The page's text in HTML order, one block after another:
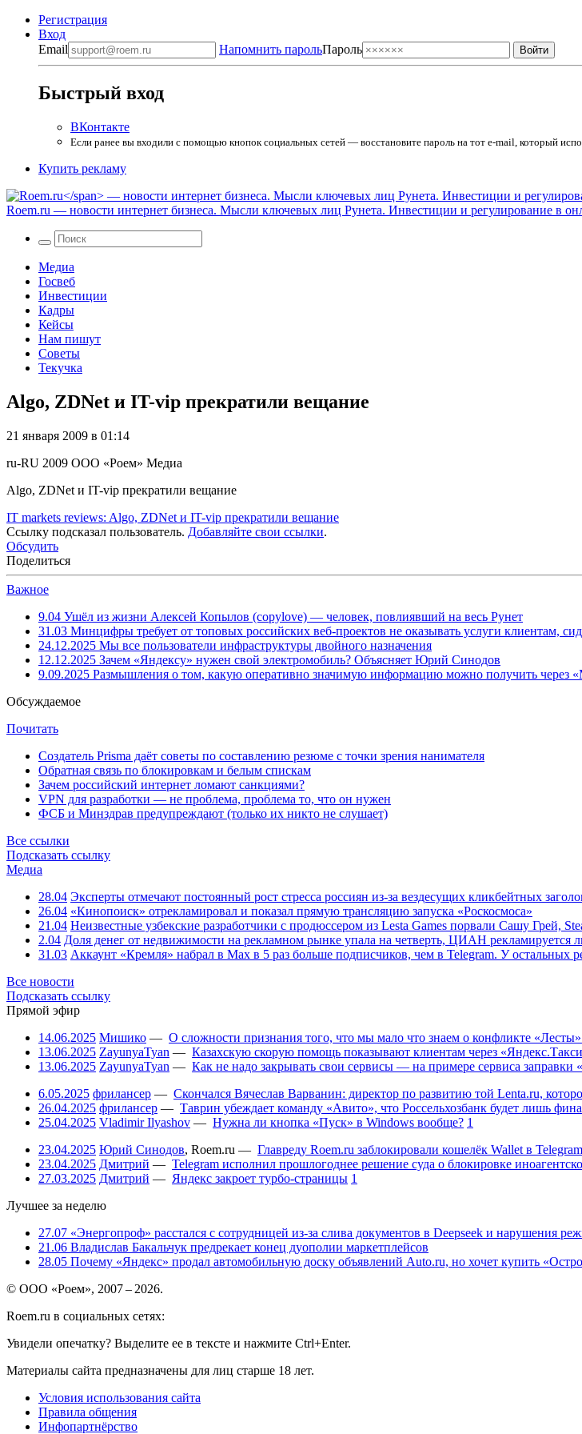
Регистрация
Вход
Email
Напомнить парольПароль
Быстрый вход
ВКонтакте
Если ранее вы входили с помощью кнопок социальных сетей — восстановите пароль на тот e-mail, который
Купить рекламу
Roem.ru — новости интернет бизнеса. Мысли ключевых лиц Рунета. Инвестиции и регулирование в
Медиа
Госвеб
Инвестиции
Кадры
Кейсы
Нам пишут
Советы
Текучка
Algo, ZDNet и IT-vip прекратили вещание
21 января 2009 в 01:14
ru-RU 2009 ООО «Роем» Медиа
Algo, ZDNet и IT-vip прекратили вещание
IT markets reviews: Algo, ZDNet и IT-vip прекратили вещание
Ссылку подсказал пользователь. Добавляйте свои ссылки.
Обсудить
Поделиться
Важное
9.04 Ушёл из жизни Алексей Копылов (copylove) — человек, повлиявший на весь Рунет
31.03 Минцифры требует от топовых российских веб-проектов не оказывать услуги клиентам,
24.12.2025 Мы все пользователи инфраструктуры двойного назначения
12.12.2025 Зачем «Яндексу» нужен свой электромобиль? Объясняет Юрий Синодов
9.09.2025 Размышления о том, какую оперативно значимую информацию можно получить через
Обсуждаемое
Почитать
Создатель Prisma даёт советы по составлению резюме с точки зрения нанимателя
Обратная связь по блокировкам и белым спискам
Зачем российский интернет ломают санкциями?
VPN для разработки — не проблема, проблема то, что он нужен
ФСБ и Минздрав предупреждают (только их никто не слушает)
Все ссылки
Подсказать ссылку
Медиа
28.04 Эксперты отмечают постоянный рост стресса россиян из-за вездесущих кликбейтных
26.04 «Кинопоиск» отрекламировал и показал прямую трансляцию запуска «Роскосмоса»
21.04 Неизвестные узбекские разработчики с продюссером из Lesta Games порвали Сашу Грей,
2.04 Доля денег от недвижимости на рекламном рынке упала на четверть, ЦИАН рекламируется
31.03 Аккаунт «Кремля» набрал в Max в 5 раз больше подписчиков, чем в Telegram. У остальных
Все новости
Подсказать ссылку
Прямой эфир
14.06.2025 Мишико — О сложности признания того, что мы мало что знаем о конфликте
13.06.2025 ZayunyaTyan — Казахскую скорую помощь показывают клиентам через
13.06.2025 ZayunyaTyan — Как не надо закрывать свои сервисы — на примере сервиса заправки
6.05.2025 фрилансер — Скончался Вячеслав Варванин: директор по развитию той Lenta.ru,
26.04.2025 фрилансер — Таврин убеждает команду «Авито», что Россельхозбанк будет лишь
25.04.2025 Vladimir Ilyashov — Нужна ли кнопка «Пуск» в Windows вообще? 1
23.04.2025 Юрий Синодов, Roem.ru — Главреду Roem.ru заблокировали кошелёк Wallet в
23.04.2025 Дмитрий — Telegram исполнил прошлогоднее решение суда о блокировке
27.03.2025 Дмитрий — Яндекс закроет турбо-страницы 1
Лучшее за неделю
27.07 «Энергопроф» расстался с сотрудницей из-за слива документов в Deepseek и нарушения
21.06 Владислав Бакальчук предрекает конец дуополии маркетплейсов
28.05 Почему «Яндекс» продал автомобильную доску объявлений Auto.ru, но хочет купить
© ООО «Роем», 2007 – 2026.
Roem.ru в социальных сетях:
Увидели опечатку? Выделите ее в тексте и нажмите Ctrl+Enter.
Материалы сайта предназначены для лиц старше 18 лет.
Условия использования сайта
Правила общения
Инфопартнёрство